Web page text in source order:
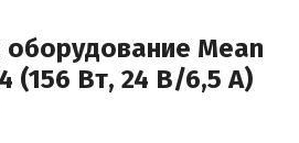
оборудование Mean
(156 Вт, 24 В/6,5 A)